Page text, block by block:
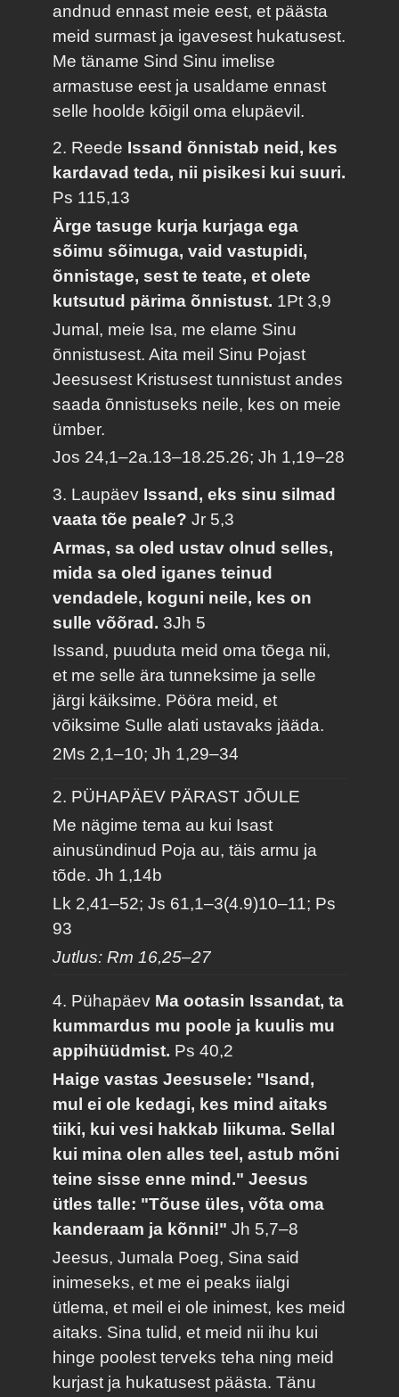
andnud ennast meie eest, et päästa
meid surmast ja igavesest hukatusest.
Me täname Sind Sinu imelise
armastuse eest ja usaldame ennast
selle hoolde kõigil oma elupäevil.
2. Reede Issand õnnistab neid, kes
kardavad teda, nii pisikesi kui suuri.
Ps 115,13
Ärge tasuge kurja kurjaga ega
sõimu sõimuga, vaid vastupidi,
õnnistage, sest te teate, et olete
kutsutud pärima õnnistust. 1Pt 3,9
Jumal, meie Isa, me elame Sinu
õnnistusest. Aita meil Sinu Pojast
Jeesusest Kristusest tunnistust andes
saada õnnistuseks neile, kes on meie
ümber.
Jos 24,1–2a.13–18.25.26; Jh 1,19–28
3. Laupäev Issand, eks sinu silmad
vaata tõe peale?Jr 5,3
Armas, sa oled ustav olnud selles,
mida sa oled iganes teinud
vendadele, koguni neile, kes on
sulle võõrad. 3Jh 5
Issand, puuduta meid oma tõega nii,
et me selle ära tunneksime ja selle
järgi käiksime. Pööra meid, et
võiksime Sulle alati ustavaks jääda.
2Ms 2,1–10; Jh 1,29–34
2. PÜHAPÄEV PÄRAST JÕULE
Me nägime tema au kui Isast
ainusündinud Poja au, täis armu ja
tõde.Jh 1,14b
Lk 2,41–52; Js 61,1–3(4.9)10–11; Ps
93
Jutlus: Rm 16,25–27
4. Pühapäev Ma ootasin Issandat, ta
kummardus mu poole ja kuulis mu
appihüüdmist. Ps 40,2
Haige vastas Jeesusele: "Isand,
mul ei ole kedagi, kes mind aitaks
tiiki, kui vesi hakkab liikuma. Sellal
kui mina olen alles teel, astub mõni
teine sisse enne mind." Jeesus
ütles talle: "Tõuse üles, võta oma
kanderaam ja kõnni!"Jh 5,7–8
Jeesus, Jumala Poeg, Sina said
inimeseks, et me ei peaks iialgi
ütlema, et meil ei ole inimest, kes meid
aitaks. Sina tulid, et meid nii ihu kui
hinge poolest terveks teha ning meid
kurjast ja hukatusest päästa. Tänu